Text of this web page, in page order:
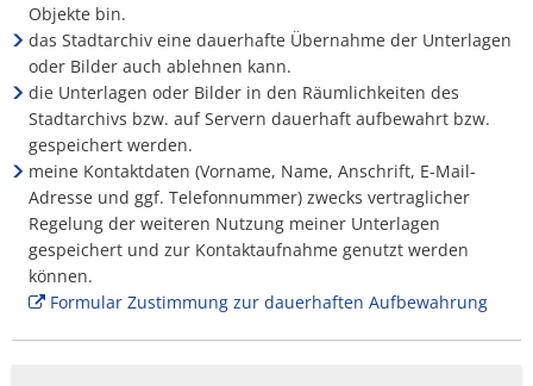
Objekte bin.
das Stadtarchiv eine dauerhafte Übernahme der Unterlagen
oder Bilder auch ablehnen kann.
die Unterlagen oder Bilder in den Räumlichkeiten des
Stadtarchivs bzw. auf Servern dauerhaft aufbewahrt bzw.
gespeichert werden.
meine Kontaktdaten (Vorname, Name, Anschrift, E-Mail-
Adresse und ggf. Telefonnummer) zwecks vertraglicher
Regelung der weiteren Nutzung meiner Unterlagen
gespeichert und zur Kontaktaufnahme genutzt werden
können.
Formular Zustimmung zur dauerhaften Aufbewahrung